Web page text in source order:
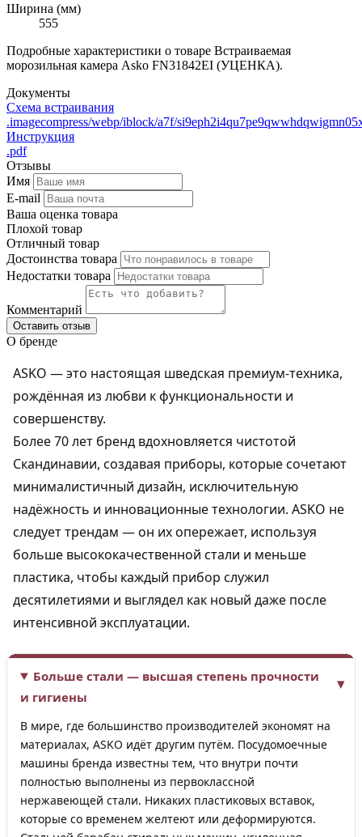
Ширина (мм)
555
Подробные характеристики о товаре Встраиваемая
морозильная камера Asko FN31842EI (УЦЕНКА).
Документы
Схема встраивания
.imagecompress/webp/iblock/a7f/
Инструкция
.pdf
Отзывы
Имя
E-mail
Ваша оценка товара
Плохой товар
Отличный товар
Достоинства товара
Недостатки товара
Комментарий
Оставить отзыв
О бренде
ASKO — это настоящая шведская премиум-техника,
рождённая из любви к функциональности и
совершенству.
Более 70 лет бренд вдохновляется чистотой
Скандинавии, создавая приборы, которые сочетают
минималистичный дизайн, исключительную
надёжность и инновационные технологии. ASKO не
следует трендам — он их опережает, используя
больше высококачественной стали и меньше
пластика, чтобы каждый прибор служил
десятилетиями и выглядел как новый даже после
интенсивной эксплуатации.
Больше стали — высшая степень прочности
и гигиены
В мире, где большинство производителей экономят на
материалах, ASKO идёт другим путём. Посудомоечные
машины бренда известны тем, что внутри почти
полностью выполнены из первоклассной
нержавеющей стали. Никаких пластиковых вставок,
которые со временем желтеют или деформируются.